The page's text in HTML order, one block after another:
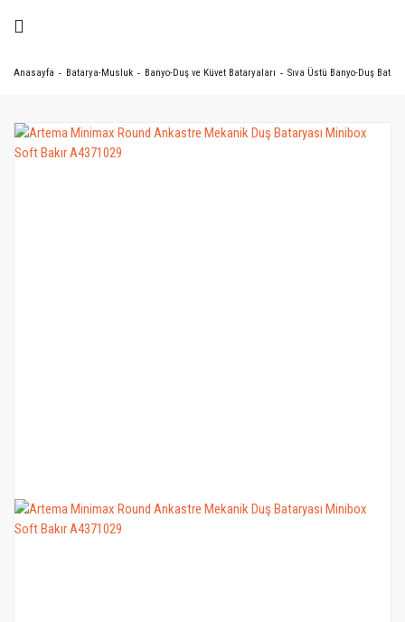
Anasayfa Batarya-Musluk Banyo-Duş ve Küvet Bataryaları Sıva Üstü Banyo-Duş